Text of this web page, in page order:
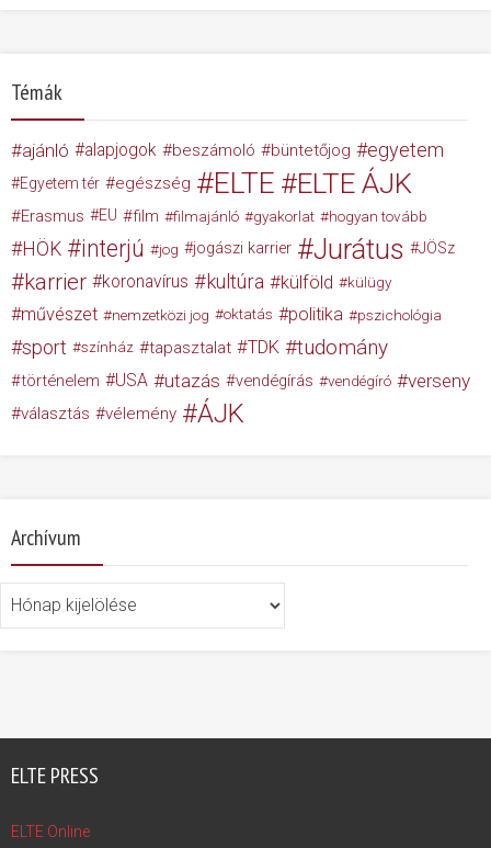
Témák
ajánló alapjogok beszámoló büntetőjog egyetem
Egyetem tér egészség ELTE ELTE ÁJK
Erasmus EU film filmajánló gyakorlat hogyan tovább
HÖK interjú jog jogászi karrier Jurátus JÖSz
karrier koronavírus kultúra külföld külügy
művészet nemzetközi jog oktatás politika pszichológia
sport színház tapasztalat TDK tudomány
történelem USA utazás vendégírás vendégíró verseny
választás vélemény ÁJK
Archívum
Archívum
ELTE PRESS
ELTE Online